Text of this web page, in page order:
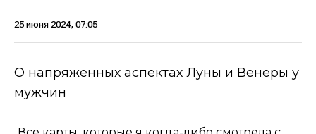
25 июня 2024, 07:05
О напряженных аспектах Луны и Венеры у
мужчин